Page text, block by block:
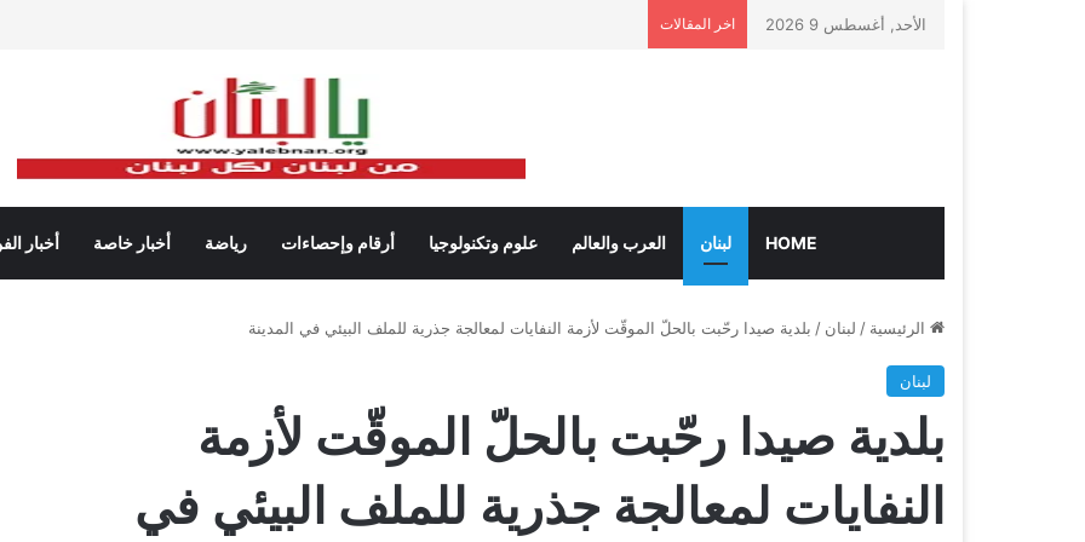
الأحد, أغسطس 9 2026 اخر المقالات
HOME لبنان العرب والعالم علوم وتكنولوجيا أرقام وإحصاءات رياضة أخبار خاصة أخبار
الرئيسية / لبنان / بلدية صيدا رحّبت بالحلّ الموقّت لأزمة النفايات لمعالجة جذرية للملف البيئي في المدينة
لبنان
بلدية صيدا رحّبت بالحلّ الموقّت لأزمة
النفايات لمعالجة جذرية للملف البيئي في